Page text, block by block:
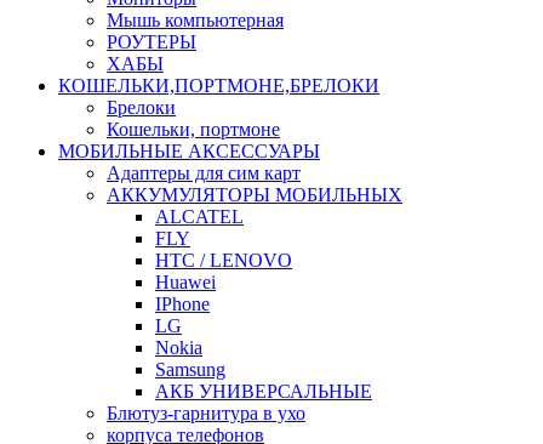
Мышь компьютерная
РОУТЕРЫ
ХАБЫ
КОШЕЛЬКИ,ПОРТМОНЕ,БРЕЛОКИ
Брелоки
Кошельки, портмоне
МОБИЛЬНЫЕ АКСЕССУАРЫ
Адаптеры для сим карт
АККУМУЛЯТОРЫ МОБИЛЬНЫХ
ALCATEL
FLY
HTC / LENOVO
Huawei
IPhone
LG
Nokia
Samsung
АКБ УНИВЕРСАЛЬНЫЕ
Блютуз-гарнитура в ухо
корпуса телефонов